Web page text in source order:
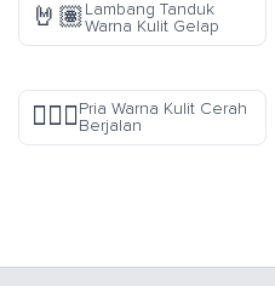
🤘🏽Lambang Tanduk
Warna Kulit Gelap
🚶🏻‍♂️Pria Warna Kulit Cerah
Berjalan